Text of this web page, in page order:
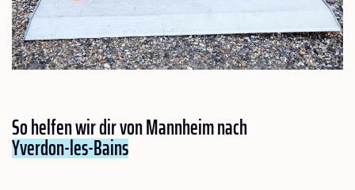
So helfen wir dir von Mannheim nach
Yverdon-les-Bains